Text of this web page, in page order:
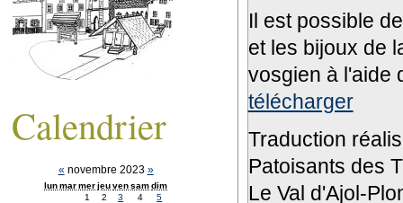
Il est possible
et les bijoux de
vosgien à l'aide
télécharger
Traduction
Patoisants des
Le Val d'Ajol-
Calendrier
« novembre 2023 »
lunmarmerjeuvensamdim
1
2 3 4
5